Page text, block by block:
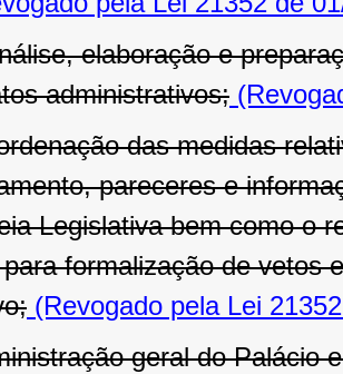
elaboração e
administrativos;
das medidas
pareceres e
Legislativa bem como o
formalização de vetos
(Revogado pela Lei
geral do Palácio